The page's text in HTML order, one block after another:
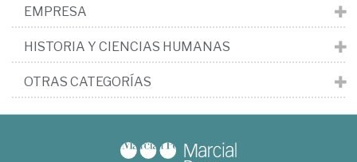
EMPRESA
HISTORIA Y CIENCIAS HUMANAS
OTRAS CATEGORÍAS